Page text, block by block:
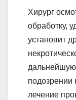
Хирург
обработку,
установит
дальнейшую
подозрении
лечение